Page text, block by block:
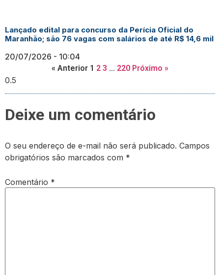
Lançado edital para concurso da Perícia Oficial do
Maranhão; são 76 vagas com salários de até R$ 14,6 mil
20/07/2026 10:04
« Anterior 1 2 3 … 220 Próximo »
Deixe um comentário
O seu endereço de e-mail não será publicado. Campos
obrigatórios são marcados com *
Comentário *